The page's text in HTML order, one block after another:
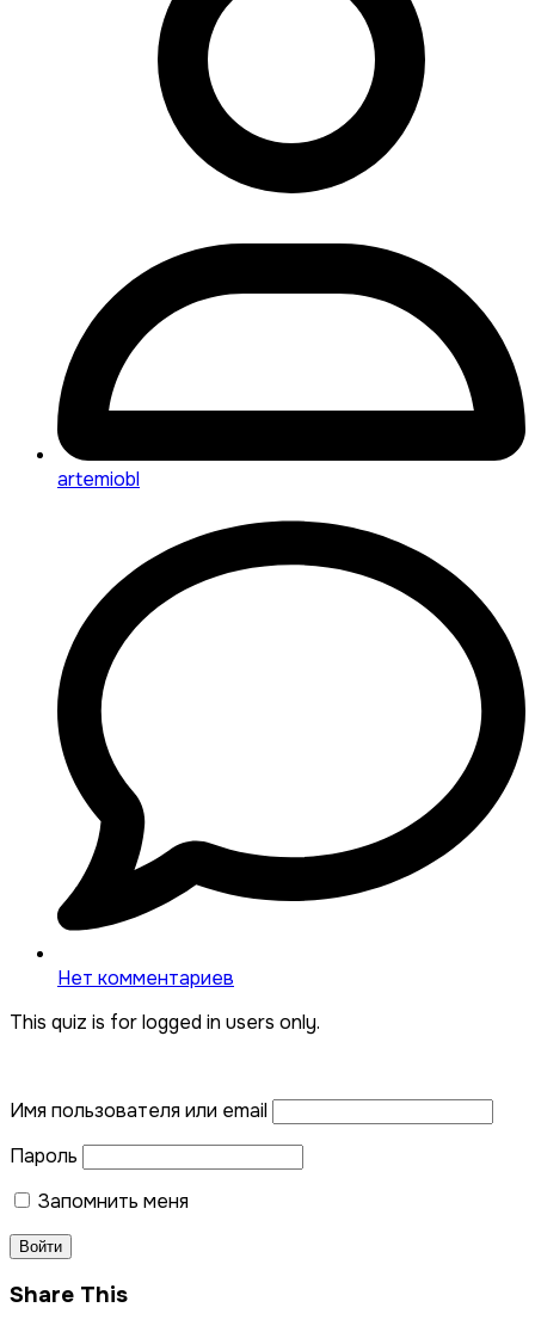
artemiobl
Нет комментариев
This quiz is for logged in users only.
Имя пользователя или email
Пароль
Запомнить меня
Share This